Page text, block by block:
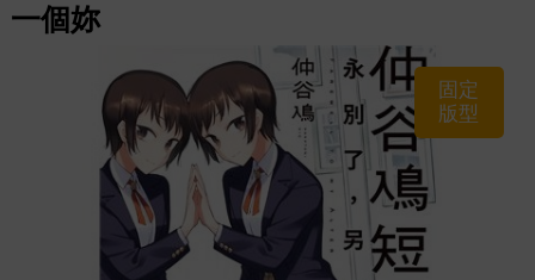
一個妳
固定
版型